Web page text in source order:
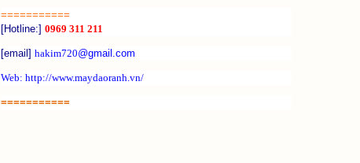
===========
[Hotline:] 0969 311 211
[email] hakim720@gmail.com
Web: http://www.maydaoranh.vn/
===========